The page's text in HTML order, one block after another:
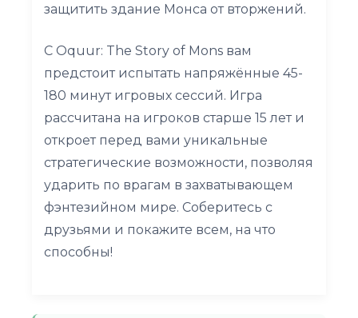
защитить здание Монса от вторжений.
С Oquur: The Story of Mons вам
предстоит испытать напряжённые 45-
180 минут игровых сессий. Игра
рассчитана на игроков старше 15 лет и
откроет перед вами уникальные
стратегические возможности, позволяя
ударить по врагам в захватывающем
фэнтезийном мире. Соберитесь с
друзьями и покажите всем, на что
способны!